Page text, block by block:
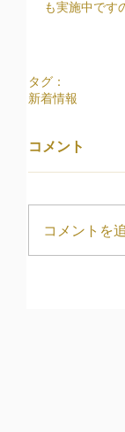
も実施中です
タグ：
新着情報
コメント
コメントを